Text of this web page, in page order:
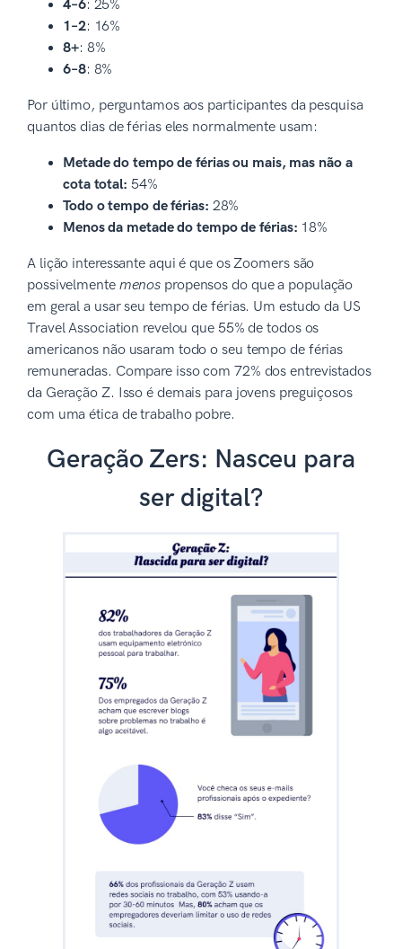
4–6: 25%
1–2: 16%
8+: 8%
6–8: 8%
Por último, perguntamos aos participantes da pesquisa
quantos dias de férias eles normalmente usam:
Metade do tempo de férias ou mais, mas não a
cota total: 54%
Todo o tempo de férias: 28%
Menos da metade do tempo de férias: 18%
A lição interessante aqui é que os Zoomers são
possivelmente menos propensos do que a população
em geral a usar seu tempo de férias. Um estudo da US
Travel Association revelou que 55% de todos os
americanos não usaram todo o seu tempo de férias
remuneradas. Compare isso com 72% dos entrevistados
da Geração Z. Isso é demais para jovens preguiçosos
com uma ética de trabalho pobre.
Geração Zers: Nasceu para
ser digital?